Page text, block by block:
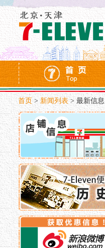
首页 >新闻列表>最新信息